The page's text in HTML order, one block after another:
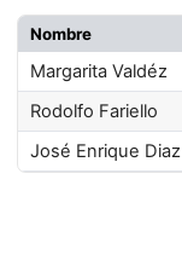
Nombre
Margarita Valdéz
Rodolfo Fariello
José Enrique Diaz